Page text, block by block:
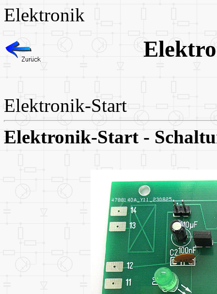
Elektronik
Elektronik-Start
Elektronik-Start -